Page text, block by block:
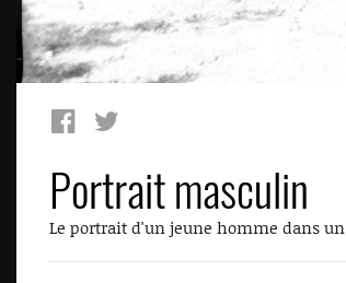
Portrait masculin
Le portrait d'un jeune homme dans